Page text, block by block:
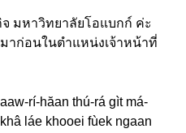
มหาวิทยาลัยโอแบกก์ ค่ะ
าก่อนในตำแหน่งเจ้าหน้าที่
rí-hăan thú-rá gìt má-
láe khooei fùek ngaan